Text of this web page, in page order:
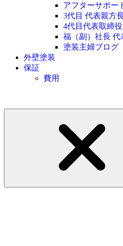
アフターサポー
3代目 代表親方
4代目代表取締
福（副）社長 代
塗装主婦ブログ
外壁塗装
保証
費用